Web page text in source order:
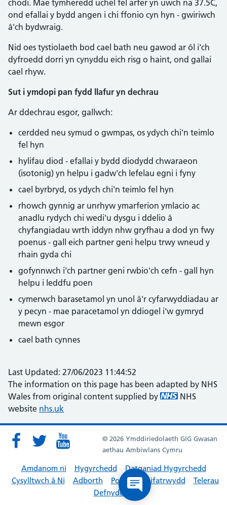
chodi. Mae tymheredd uchel fel arfer yn uwch na 37.5C,
ond efallai y bydd angen i chi ffonio cyn hyn - gwiriwch
â'ch bydwraig.
Nid oes tystiolaeth bod cael bath neu gawod ar ôl i'ch
dyfroedd dorri yn cynyddu eich risg o haint, ond gallai
cael rhyw.
Sut i ymdopi pan fydd llafur yn dechrau
Ar ddechrau esgor, gallwch:
cerdded neu symud o gwmpas, os ydych chi'n teimlo
fel hyn
hylifau diod - efallai y bydd diodydd chwaraeon
(isotonig) yn helpu i gadw'ch lefelau egni i fyny
cael byrbryd, os ydych chi'n teimlo fel hyn
rhowch gynnig ar unrhyw ymarferion ymlacio ac
anadlu rydych chi wedi'u dysgu i ddelio â
chyfangiadau wrth iddyn nhw gryfhau a dod yn fwy
poenus - gall eich partner geni helpu trwy wneud y
rhain gyda chi
gofynnwch i'ch partner geni rwbio'ch cefn - gall hyn
helpu i leddfu poen
cymerwch barasetamol yn unol â'r cyfarwyddiadau ar
y pecyn - mae paracetamol yn ddiogel i'w gymryd
mewn esgor
cael bath cynnes
Last Updated: 27/06/2023 11:44:52
The information on this page has been adapted by NHS
Wales from original content supplied by
NHS
website nhs.uk
© 2026 Ymddiriedolaeth GIG Gwasan
aethau Ambiwlans Cymru
Amdanom ni Hygyrchedd
Datganiad Hygyrchedd
Cysylltwch â Ni
Adborth Polisïau Preifatrwydd
Telerau
Defnyddio